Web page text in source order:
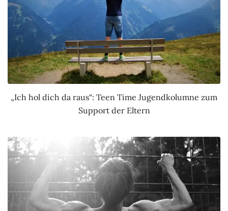
„Ich hol dich da raus“: Teen Time Jugendkolumne zum
Support der Eltern